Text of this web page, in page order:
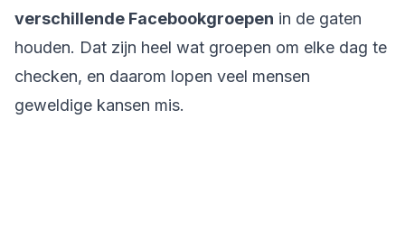
verschillende Facebookgroepen in de gaten
houden. Dat zijn heel wat groepen om elke dag te
checken, en daarom lopen veel mensen
geweldige kansen mis.